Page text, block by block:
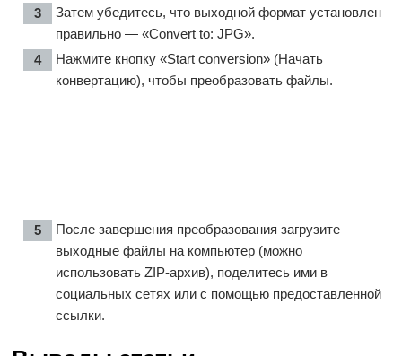
Затем убедитесь, что выходной формат установлен
правильно — «Convert to: JPG».
Нажмите кнопку «Start conversion» (Начать
конвертацию), чтобы преобразовать файлы.
После завершения преобразования загрузите
выходные файлы на компьютер (можно
использовать ZIP-архив), поделитесь ими в
социальных сетях или с помощью предоставленной
ссылки.